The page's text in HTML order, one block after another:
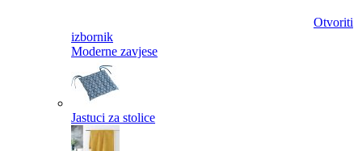
Otvoriti
izbornik
Moderne zavjese
Jastuci za stolice